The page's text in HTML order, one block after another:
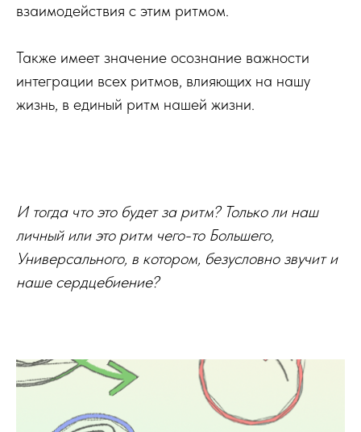
взаимодействия с этим ритмом.
Также имеет значение осознание важности
интеграции всех ритмов, влияющих на нашу
жизнь, в единый ритм нашей жизни.
И тогда что это будет за ритм? Только ли наш
личный или это ритм чего-то Большего,
Универсального, в котором, безусловно звучит и
наше сердцебиение?